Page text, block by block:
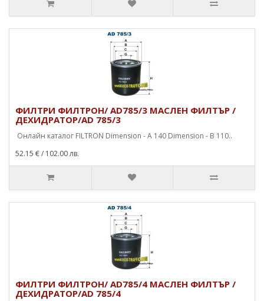
ФИЛТРИ ФИЛТРОН/ AD785/3 МАСЛЕН ФИЛТЪР /
ДЕХИДРАТОР/AD 785/3
Онлайн каталог FILTRON Dimension - A 140 Dimension - B 110..
52.15 €/ 102.00 лв.
ФИЛТРИ ФИЛТРОН/ AD785/4 МАСЛЕН ФИЛТЪР /
ДЕХИДРАТОР/AD 785/4